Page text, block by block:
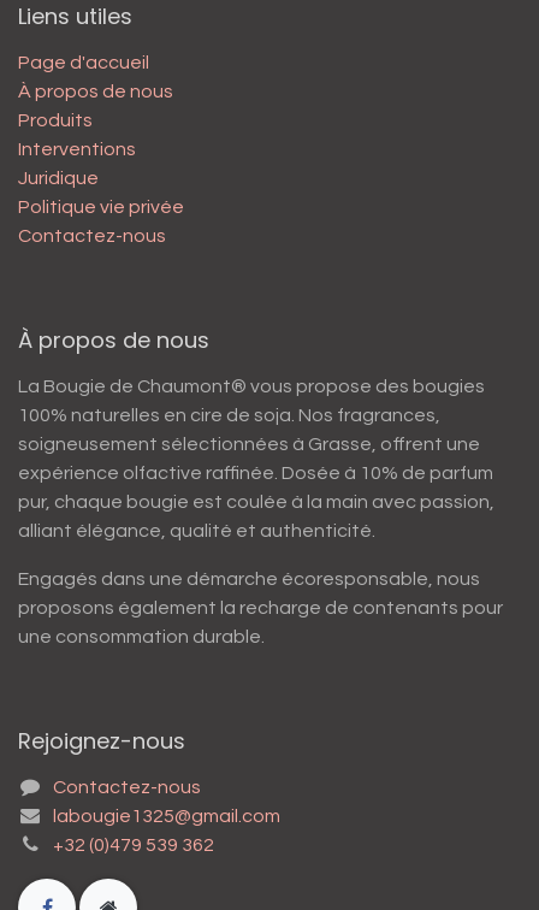
Liens utiles
Page d'accueil
À propos de nous
Produits
Interventions
Juridique
Politique vie privée
Contactez-nous
À propos de nous
La Bougie de Chaumont® vous propose des bougies
100% naturelles en cire de soja. Nos fragrances,
soigneusement sélectionnées à Grasse, offrent une
expérience olfactive raffinée. Dosée à 10% de parfum
pur, chaque bougie est coulée à la main avec passion,
alliant élégance, qualité et authenticité.
Engagés dans une démarche écoresponsable, nous
proposons également la recharge de contenants pour
une consommation durable.
Rejoignez-nous
Contactez-nous
labougie1325@gmail.com
+32 (0)479 539 362